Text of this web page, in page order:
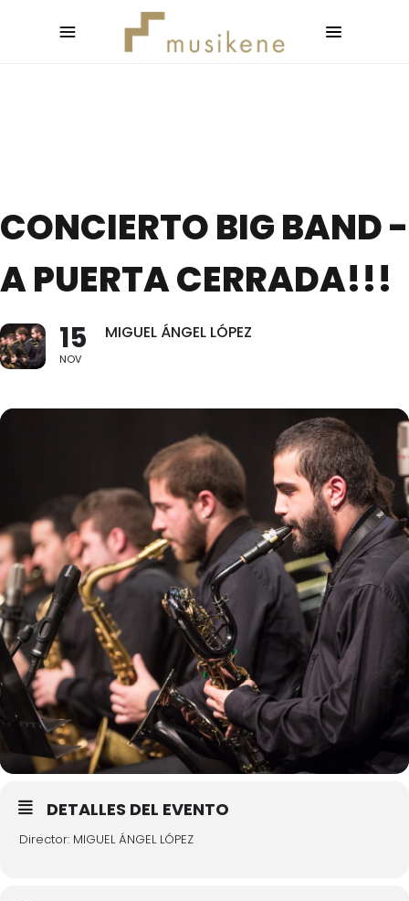
CONCIERTO BIG BAND -
A PUERTA CERRADA!!!
15
NOV
MIGUEL ÁNGEL LÓPEZ
DETALLES DEL EVENTO
Director: MIGUEL ÁNGEL LÓPEZ